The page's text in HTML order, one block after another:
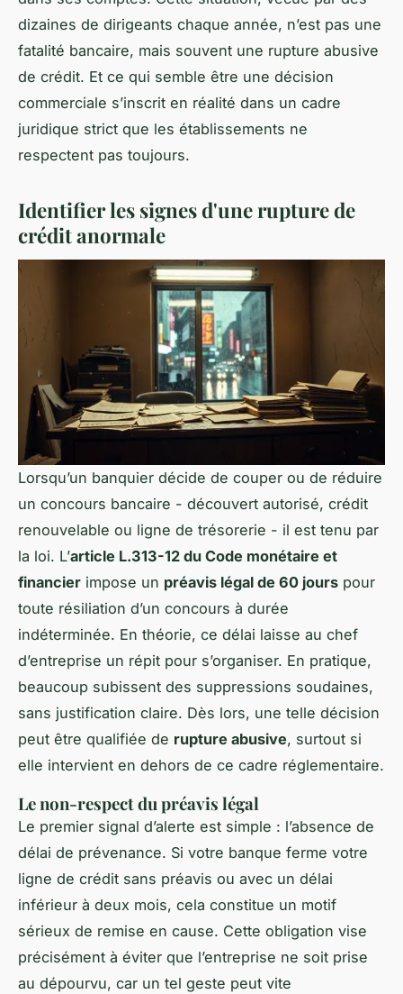
dizaines de dirigeants chaque année, n’est pas une
fatalité bancaire, mais souvent une rupture abusive
de crédit. Et ce qui semble être une décision
commerciale s’inscrit en réalité dans un cadre
juridique strict que les établissements ne
respectent pas toujours.
Identifier les signes d'une rupture de
crédit anormale
Lorsqu’un banquier décide de couper ou de réduire
un concours bancaire - découvert autorisé, crédit
renouvelable ou ligne de trésorerie - il est tenu par
la loi. L’article L.313-12 du Code monétaire et
financier impose un préavis légal de 60 jours pour
toute résiliation d’un concours à durée
indéterminée. En théorie, ce délai laisse au chef
d’entreprise un répit pour s’organiser. En pratique,
beaucoup subissent des suppressions soudaines,
sans justification claire. Dès lors, une telle décision
peut être qualifiée de rupture abusive, surtout si
elle intervient en dehors de ce cadre réglementaire.
Le non-respect du préavis légal
Le premier signal d’alerte est simple : l’absence de
délai de prévenance. Si votre banque ferme votre
ligne de crédit sans préavis ou avec un délai
inférieur à deux mois, cela constitue un motif
sérieux de remise en cause. Cette obligation vise
précisément à éviter que l’entreprise ne soit prise
au dépourvu, car un tel geste peut vite